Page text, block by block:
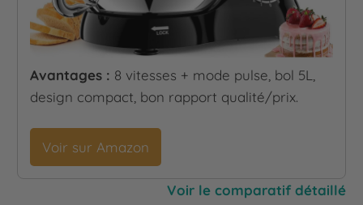
Avantages : 8 vitesses + mode pulse, bol 5L,
design compact, bon rapport qualité/prix.
Voir sur Amazon
Voir le comparatif détaillé